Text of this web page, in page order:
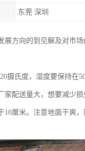
东莞 深圳
方向的到见解及对市
摄氏度，湿度要保持在
家配送量大，想要减少
厘米。注意地面干爽